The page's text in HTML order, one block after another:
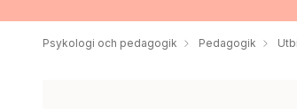
Psykologi och pedagogik Pedagogik